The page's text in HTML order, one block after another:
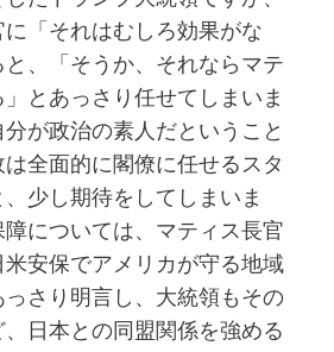
「それはむしろ効果がな
、「そうか、それならマテ
とあっさり任せてしまいま
が政治の素人だということ
全面的に閣僚に任せるスタ
少し期待をしてしまいま
については、マティス長官
安保でアメリカが守る地域
さり明言し、大統領もその
日本との同盟関係を強める